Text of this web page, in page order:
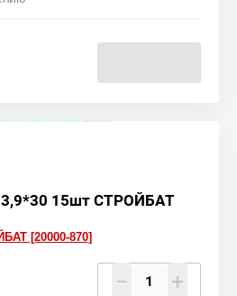
15шт СТРОЙБАТ
[20000-870]
− +